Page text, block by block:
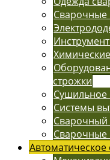
Сварочные
строжки
Сушильное
Системы
Сварочный